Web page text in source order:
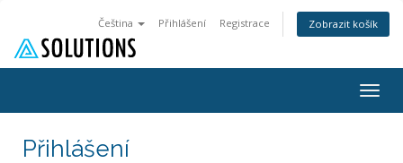
Čeština Přihlášení Registrace Zobrazit košík
Přihlášení